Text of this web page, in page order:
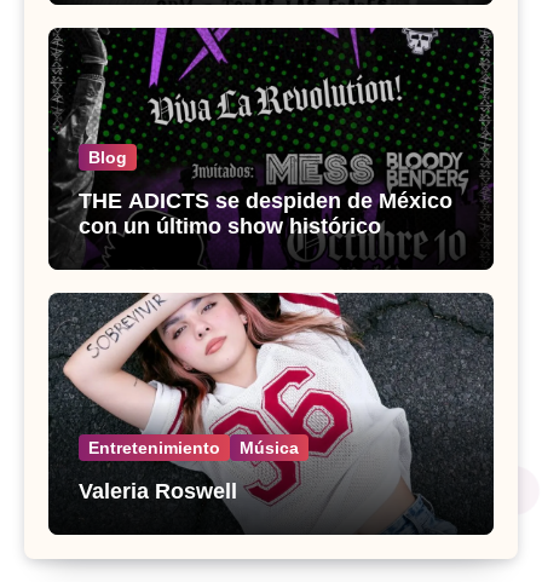
Blog
THE ADICTS se despiden de México
con un último show histórico
Entretenimiento Música
Valeria Roswell